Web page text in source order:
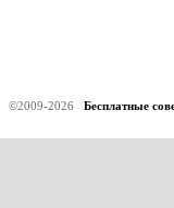
©2009-2026 Бесплатные